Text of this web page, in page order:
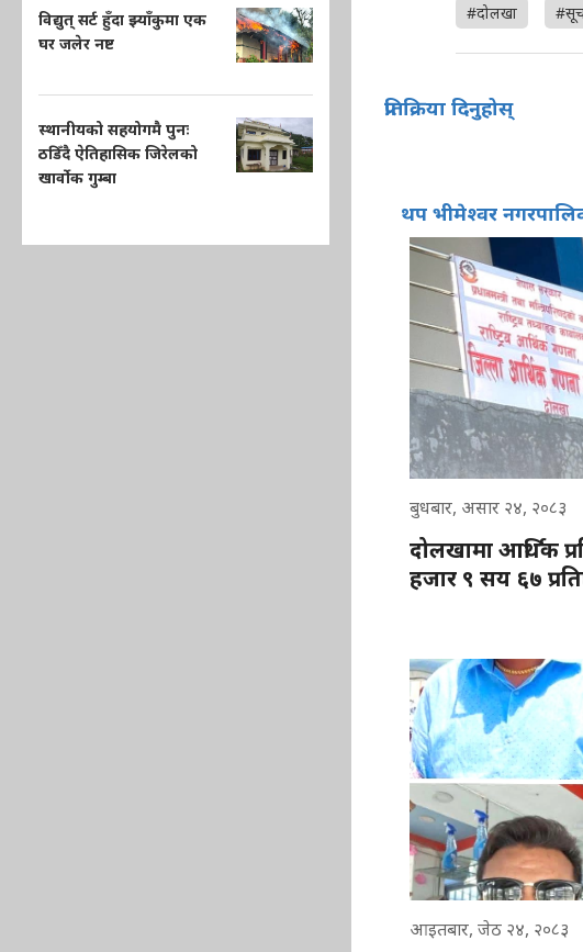
विद्युत् सर्ट हुँदा झ्याँकुमा एक
घर जलेर नष्ट
स्थानीयको सहयोगमै पुनः
ठडिँदै ऐतिहासिक जिरेलको
खार्वोक गुम्बा
#दोलखा
प्रतिक्रिया दिनुहोस्
थप भीमेश्वर
बुधबार, असार २४, २०८३
दोलखामा आर्थिक
हजार ९ सय ६७
आइतबार, जेठ २४, २०८३